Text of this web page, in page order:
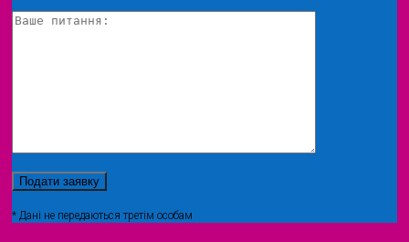
* Дані не передаються третім особам